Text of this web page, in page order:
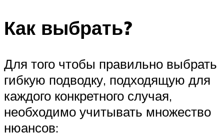
Как выбрать?
Для того чтобы правильно выбрать
гибкую подводку, подходящую для
каждого конкретного случая,
необходимо учитывать множество
нюансов: